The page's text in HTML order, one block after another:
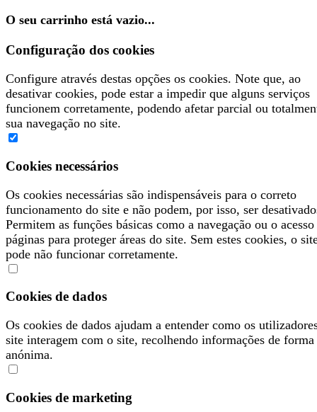
O seu carrinho está vazio...
Configuração dos cookies
Configure através destas opções os cookies. Note que, ao
desativar cookies, pode estar a impedir que alguns serviços
funcionem corretamente, podendo afetar parcial ou
sua navegação no site.
Cookies necessários
Os cookies necessárias são indispensáveis para o correto
funcionamento do site e não podem, por isso, ser
Permitem as funções básicas como a navegação ou o acesso
páginas para proteger áreas do site. Sem estes cookies, o
pode não funcionar corretamente.
Cookies de dados
Os cookies de dados ajudam a entender como os
site interagem com o site, recolhendo informações de forma
anónima.
Cookies de marketing